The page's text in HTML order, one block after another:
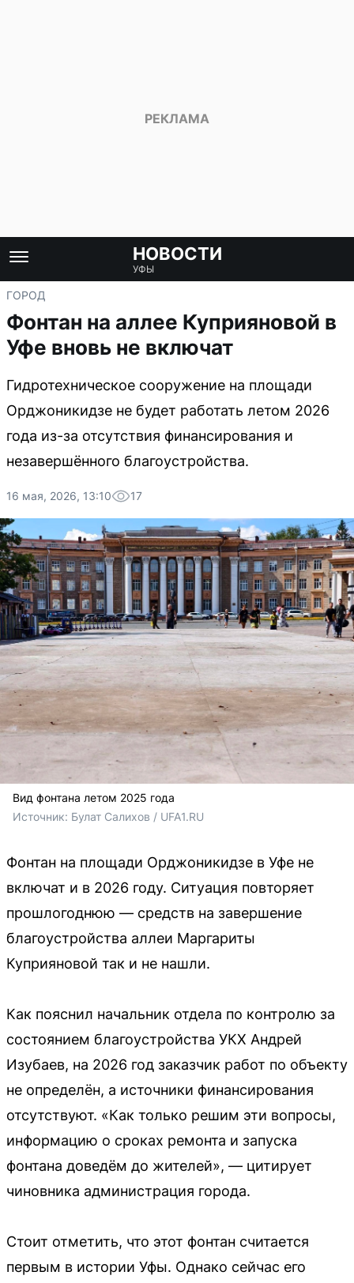
НОВОСТИ
УФЫ
ГОРОД
Фонтан на аллее Куприяновой в
Уфе вновь не включат
Гидротехническое сооружение на площади
Орджоникидзе не будет работать летом 2026
года из-за отсутствия финансирования и
незавершённого благоустройства.
16 мая, 2026, 13:10 17
Вид фонтана летом 2025 года
Источник: Булат Салихов / UFA1.RU
Фонтан на площади Орджоникидзе в Уфе не
включат и в 2026 году. Ситуация повторяет
прошлогоднюю — средств на завершение
благоустройства аллеи Маргариты
Куприяновой так и не нашли.
Как пояснил начальник отдела по контролю за
состоянием благоустройства УКХ Андрей
Изубаев, на 2026 год заказчик работ по объекту
не определён, а источники финансирования
отсутствуют. «Как только решим эти вопросы,
информацию о сроках ремонта и запуска
фонтана доведём до жителей», — цитирует
чиновника администрация города.
Стоит отметить, что этот фонтан считается
первым в истории Уфы. Однако сейчас его